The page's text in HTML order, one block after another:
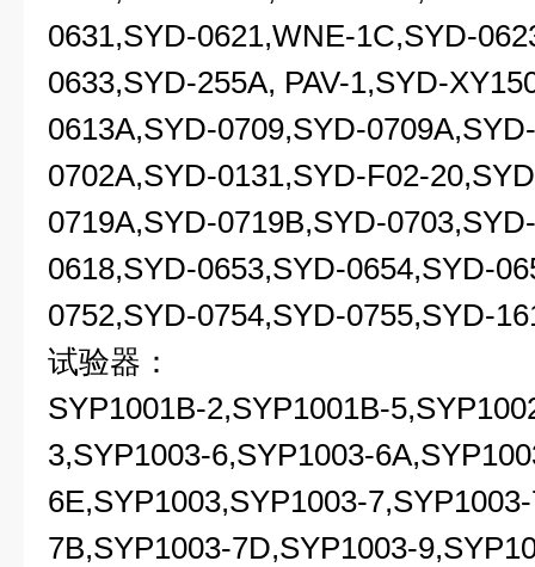
0631,SYD-0621,WNE-1C,SYD-
0633,SYD-255A, PAV-1,SYD-
0613A,SYD-0709,SYD-
0702A,SYD-0131,SYD-F02-
0719A,SYD-0719B,SYD-
0618,SYD-0653,SYD-0654,SYD-
0752,SYD-0754,SYD-0755,SYD-
试验器：
SYP1001B-2,SYP1001B-
3,SYP1003-6,SYP1003-
6E,SYP1003,SYP1003-
7B,SYP1003-7D,SYP1003-